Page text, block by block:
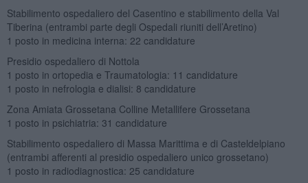
Stabilimento ospedaliero del Casentino e stabilimento della Val
Tiberina (entrambi parte degli Ospedali riuniti dell’Aretino)
1 posto in medicina interna: 22 candidature
Presidio ospedaliero di Nottola
1 posto in ortopedia e Traumatologia: 11 candidature
1 posto in nefrologia e dialisi: 8 candidature
Zona Amiata Grossetana Colline Metallifere Grossetana
1 posto in psichiatria: 31 candidature
Stabilimento ospedaliero di Massa Marittima e di Casteldelpiano
(entrambi afferenti al presidio ospedaliero unico grossetano)
1 posto in radiodiagnostica: 25 candidature